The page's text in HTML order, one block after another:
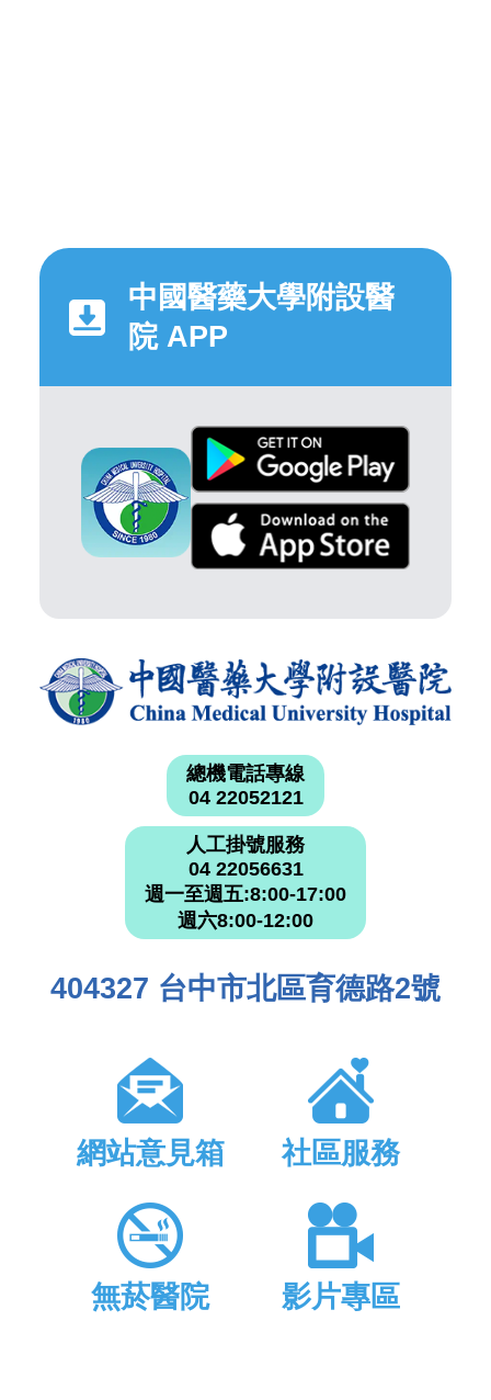
中國醫藥大學附設醫
院 APP
總機電話專線
04 22052121
人工掛號服務
04 22056631
週一至週五:8:00-17:00
週六8:00-12:00
404327 台中市北區育德路2號
網站意見箱 社區服務
無菸醫院 影片專區